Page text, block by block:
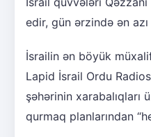
edir, gün ərzində ən
İsrailin ən böyük
Lapid İsrail Ordu
şəhərinin xarabalıqları
qurmaq planlarından